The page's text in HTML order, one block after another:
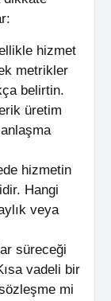
hizmet
metrikler
belirtin.
üretim
hizmetin
Hangi
veya
süreceği
vadeli bir
mi